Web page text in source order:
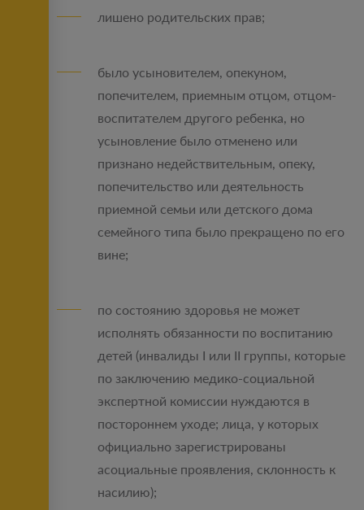
лишено родительских прав;
было усыновителем, опекуном,
попечителем, приемным отцом, отцом-
воспитателем другого ребенка, но
усыновление было отменено или
признано недействительным, опеку,
попечительство или деятельность
приемной семьи или детского дома
семейного типа было прекращено по его
вине;
по состоянию здоровья не может
исполнять обязанности по воспитанию
детей (инвалиды I или II группы, которые
по заключению медико-социальной
экспертной комиссии нуждаются в
постороннем уходе; лица, у которых
официально зарегистрированы
асоциальные проявления, склонность к
насилию);